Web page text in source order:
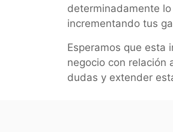
determinadamente
incrementando tus
Esperamos que esta
negocio con relación
dudas y extender